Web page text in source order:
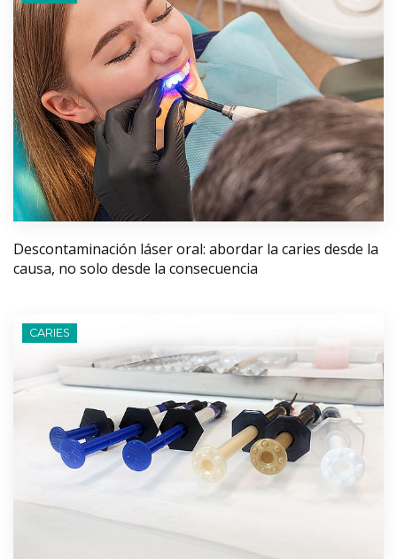
Descontaminación láser oral: abordar la caries desde la
causa, no solo desde la consecuencia
CARIES